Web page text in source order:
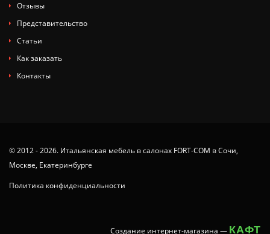
Отзывы
Представительство
Статьи
Как заказать
Контакты
© 2012 - 2026. Итальянская мебель в салонах FORT-COM в Сочи,
Москве, Екатеринбурге
Политика конфиденциальности
Создание интернет-магазина — КАФТ